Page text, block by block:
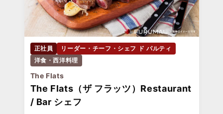
正社員
リーダー・チーフ・シェフ ド パルティ
洋食・西洋料理
The Flats
The Flats（ザ フラッツ）Restaurant
/ Bar シェフ